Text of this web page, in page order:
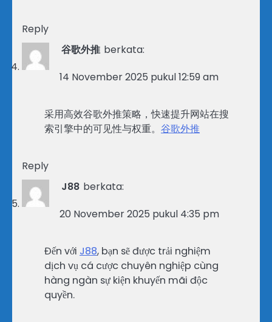
Reply
谷歌外推 berkata:
14 November 2025 pukul 12:59 am
采用高效谷歌外推策略，快速提升网站在搜
索引擎中的可见性与权重。 谷歌外推
Reply
J88 berkata:
20 November 2025 pukul 4:35 pm
Đến với J88, bạn sẽ được trải nghiệm
dịch vụ cá cược chuyên nghiệp cùng
hàng ngàn sự kiện khuyến mãi độc
quyền.